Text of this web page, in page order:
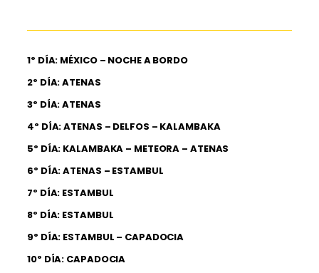
1º DÍA: MÉXICO – NOCHE A BORDO
2º DÍA: ATENAS
3º DÍA: ATENAS
4º DÍA: ATENAS – DELFOS – KALAMBAKA
5º DÍA: KALAMBAKA – METEORA – ATENAS
6º DÍA: ATENAS – ESTAMBUL
7º DÍA: ESTAMBUL
8º DÍA: ESTAMBUL
9º DÍA: ESTAMBUL – CAPADOCIA
10º DÍA: CAPADOCIA